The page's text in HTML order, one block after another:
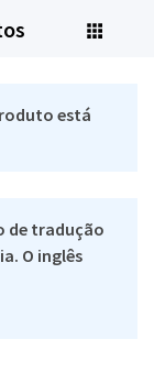
está
de tradução
O inglês